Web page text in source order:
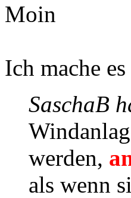
Moin
Ich mache
SaschaB
werden,
als wenn